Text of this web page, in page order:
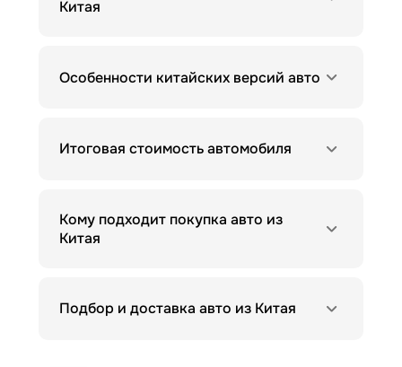
Китая
Особенности китайских версий авто
Итоговая стоимость автомобиля
Кому подходит покупка авто из
Китая
Подбор и доставка авто из Китая